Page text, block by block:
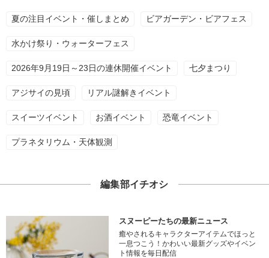
夏の注目イベント・催しまとめ ビアガーデン・ビアフェス
水かけ祭り・ウォーターフェス
2026年9月19日～23日の連休開催イベント 七夕まつり
アジサイの見頃 リアル謎解きイベント
スイーツイベント お酒イベント 恐竜イベント
プラネタリウム・天体観測
編集部イチオシ
スヌーピーたちの最新ニュース
癒やされるキャラクターアイテムでほっと
一息つこう！かわいい最新グッズやイベン
ト情報を毎日配信